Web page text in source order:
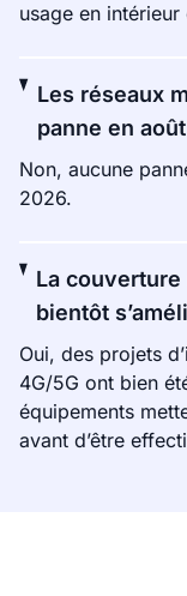
usage en
Les réseaux
panne en
Non, aucune
2026.
La
bientôt
Oui, des projets
4G/5G ont bien
équipements
avant d’être